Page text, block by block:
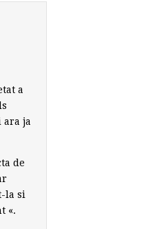
a
ara ja
de
la si
«.